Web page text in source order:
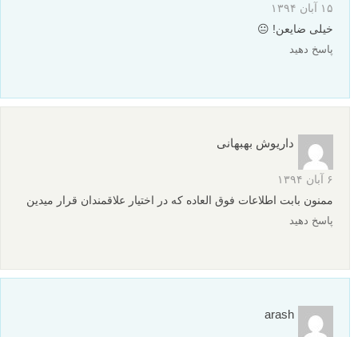
۱۵ آبان ۱۳۹۴
خیلی ضایعن! 😐
پاسخ دهید
داریوش بهبهانی
۶ آبان ۱۳۹۴
ممنون بابت اطلاعات فوق العاده که در اختیار علاقمندان قرار میدین
پاسخ دهید
arash